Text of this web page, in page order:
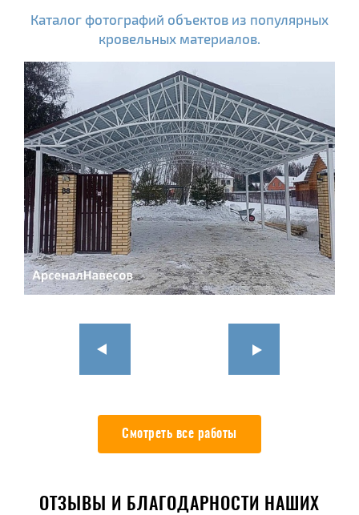
Каталог фотографий объектов из популярных
кровельных материалов.
Смотреть все работы
ОТЗЫВЫ И БЛАГОДАРНОСТИ НАШИХ